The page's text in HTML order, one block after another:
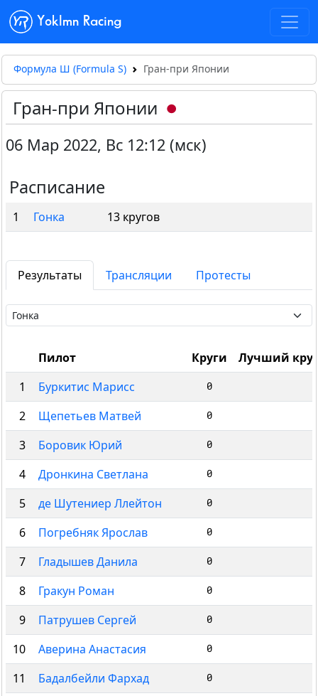
Yoklmn Racing
Формула Ш (Formula S) Гран-при Японии
Гран-при Японии
06 Мар 2022, Вс 12:12 (мск)
Расписание
1 Гонка 13 кругов
Результаты Трансляции Протесты
Пилот Круги
Лучший круг
1
Буркитис Марисс 0
2 Щепетьев Матвей 0
3 Боровик Юрий 0
4 Дронкина Светлана 0
5 де Шутениер Ллейтон 0
6 Погребняк Ярослав 0
7 Гладышев Данила 0
8 Гракун Роман 0
9 Патрушев Сергей 0
10 Аверина Анастасия 0
11 Бадалбейли Фархад 0